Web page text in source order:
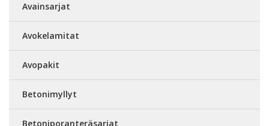
Avainsarjat
Avokelamitat
Avopakit
Betonimyllyt
Betoniporanteräsarjat